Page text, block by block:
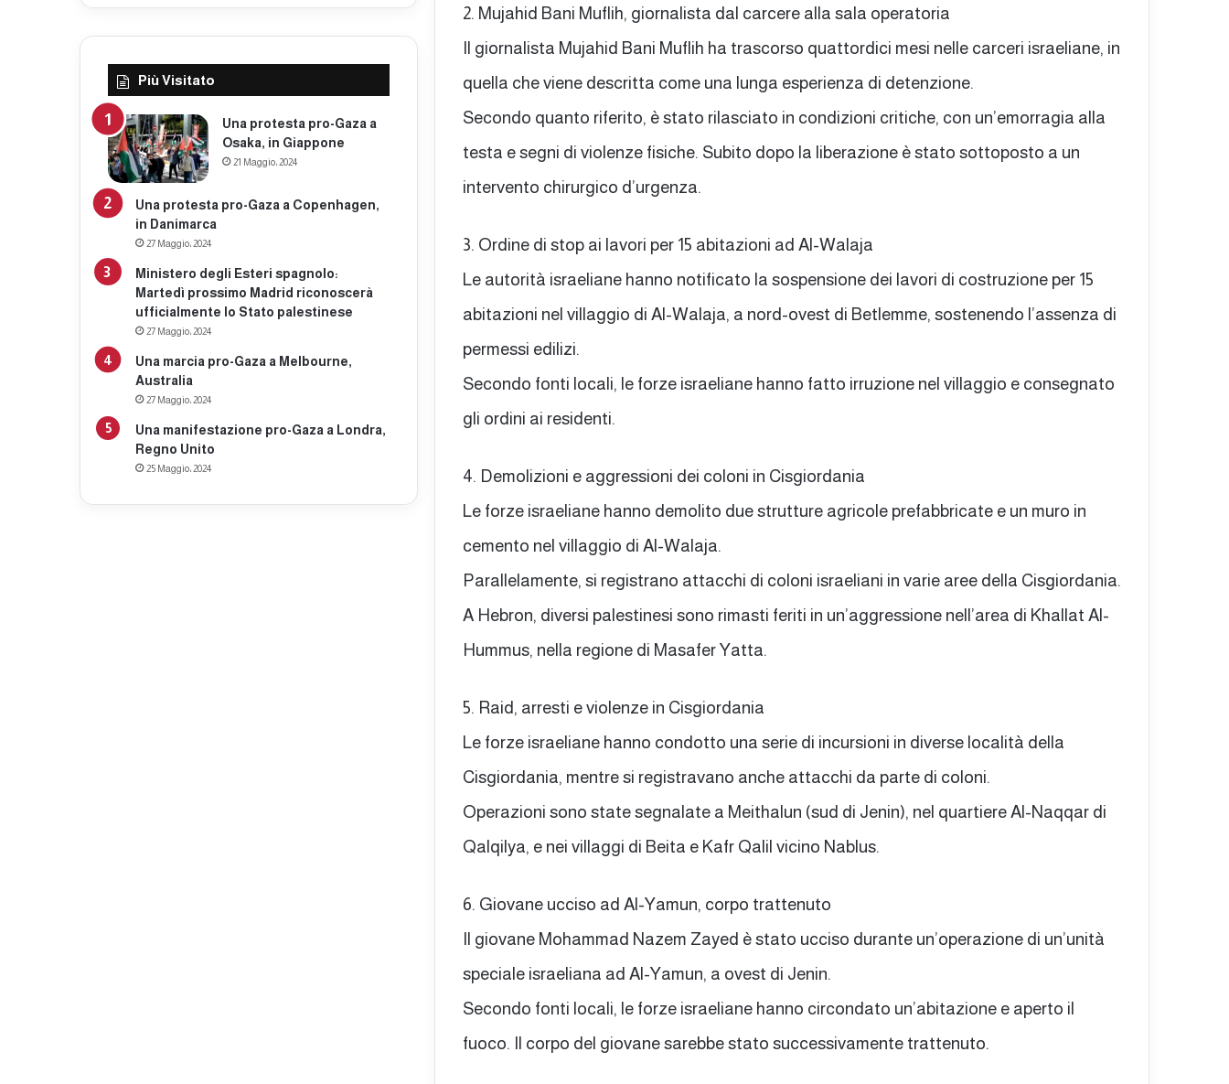
2. Mujahid Bani Muflih, giornalista dal carcere alla sala operatoria
Il giornalista Mujahid Bani Muflih ha trascorso quattordici mesi nelle carceri israeliane, in
quella che viene descritta come una lunga esperienza di detenzione.
Secondo quanto riferito, è stato rilasciato in condizioni critiche, con un’emorragia alla
testa e segni di violenze fisiche. Subito dopo la liberazione è stato sottoposto a un
intervento chirurgico d’urgenza.
3. Ordine di stop ai lavori per 15 abitazioni ad Al-Walaja
Le autorità israeliane hanno notificato la sospensione dei lavori di costruzione per 15
abitazioni nel villaggio di Al-Walaja, a nord-ovest di Betlemme, sostenendo l’assenza di
permessi edilizi.
Secondo fonti locali, le forze israeliane hanno fatto irruzione nel villaggio e consegnato
gli ordini ai residenti.
4. Demolizioni e aggressioni dei coloni in Cisgiordania
Le forze israeliane hanno demolito due strutture agricole prefabbricate e un muro in
cemento nel villaggio di Al-Walaja.
Parallelamente, si registrano attacchi di coloni israeliani in varie aree della Cisgiordania.
A Hebron, diversi palestinesi sono rimasti feriti in un’aggressione nell’area di Khallat Al-
Hummus, nella regione di Masafer Yatta.
5. Raid, arresti e violenze in Cisgiordania
Le forze israeliane hanno condotto una serie di incursioni in diverse località della
Cisgiordania, mentre si registravano anche attacchi da parte di coloni.
Operazioni sono state segnalate a Meithalun (sud di Jenin), nel quartiere Al-Naqqar di
Qalqilya, e nei villaggi di Beita e Kafr Qalil vicino Nablus.
6. Giovane ucciso ad Al-Yamun, corpo trattenuto
Il giovane Mohammad Nazem Zayed è stato ucciso durante un’operazione di un’unità
speciale israeliana ad Al-Yamun, a ovest di Jenin.
Secondo fonti locali, le forze israeliane hanno circondato un’abitazione e aperto il
fuoco. Il corpo del giovane sarebbe stato successivamente trattenuto.
Più Visitato
Una protesta pro-Gaza a
Osaka, in Giappone
21 Maggio، 2024
Una protesta pro-Gaza a Copenhagen,
in Danimarca
27 Maggio، 2024
Ministero degli Esteri spagnolo:
Martedì prossimo Madrid riconoscerà
ufficialmente lo Stato palestinese
27 Maggio، 2024
Una marcia pro-Gaza a Melbourne,
Australia
27 Maggio، 2024
Una manifestazione pro-Gaza a Londra,
Regno Unito
25 Maggio، 2024